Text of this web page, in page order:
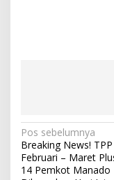
N
a
v
Pos sebelumnya
Breaking News! TPP
Februari – Maret
14 Pemkot Manado